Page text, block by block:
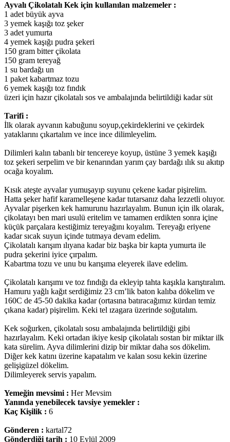
Ayvalı Çikolatalı Kek için kullanılan malzemeler :
1 adet büyük ayva
3 yemek kaşığı toz şeker
3 adet yumurta
4 yemek kaşığı pudra şekeri
150 gram bitter çikolata
150 gram tereyağ
1 su bardağı un
1 paket kabartmaz tozu
6 yemek kaşığı toz fındık
üzeri için hazır çikolatalı sos ve ambalajında belirtildiği kadar süt
Tarifi :
İlk olarak ayvanın kabuğunu soyup,çekirdeklerini ve çekirdek
yataklarını çıkartalım ve ince ince dilimleyelim.
Dilimleri kalın tabanlı bir tencereye koyup, üstüne 3 yemek kaşığı
toz şekeri serpelim ve bir kenarından yarım çay bardağı ılık su akıtıp
ocağa koyalım.
Kısık ateşte ayvalar yumuşayıp suyunu çekene kadar pişirelim.
Hatta şeker hafif karamelleşene kadar tutarsanız daha lezzetli oluyor.
Ayvalar pişerken kek hamurunu hazırlayalım. Bunun için ilk olarak,
çikolatayı ben mari usulü eritelim ve tamamen erdikten sonra içine
küçük parçalara kestiğimiz tereyağını koyalım. Tereyağı eriyene
kadar sıcak suyun içinde tutmaya devam edelim.
Çikolatalı karışım ılıyana kadar biz başka bir kapta yumurta ile
pudra şekerini iyice çırpalım.
Kabartma tozu ve unu bu karışıma eleyerek ilave edelim.
Çikolatalı karışımı ve toz fındığı da ekleyip tahta kaşıkla karıştıralım.
Hamuru yağlı kağıt serdiğimiz 23 cm’lik baton kalıba dökelim ve
160C de 45-50 dakika kadar (ortasına batıracağımız kürdan temiz
çıkana kadar) pişirelim. Keki tel ızagara üzerinde soğutalım.
Kek soğurken, çikolatalı sosu ambalajında belirtildiği gibi
hazırlayalım. Keki ortadan ikiye kesip çikolatalı sostan bir miktar ilk
kata sürelim. Ayva dilimlerini dizip bir miktar daha sos dökelim.
Diğer kek katını üzerine kapatalım ve kalan sosu kekin üzerine
gelişigüzel dökelim.
Dilimleyerek servis yapalım.
Yemeğin mevsimi : Her Mevsim
Yanında yenebilecek tavsiye yemekler :
Kaç Kişilik : 6
Gönderen : kartal72
Gönderdiği tarih : 10 Eylül 2009